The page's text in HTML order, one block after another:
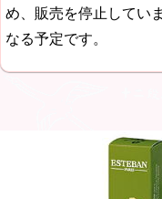
め、販売を停止してい
なる予定です。